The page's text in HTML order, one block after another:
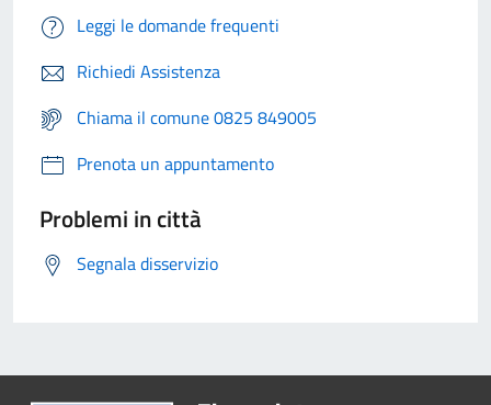
Leggi le domande frequenti
Richiedi Assistenza
Chiama il comune 0825 849005
Prenota un appuntamento
Problemi in città
Segnala disservizio